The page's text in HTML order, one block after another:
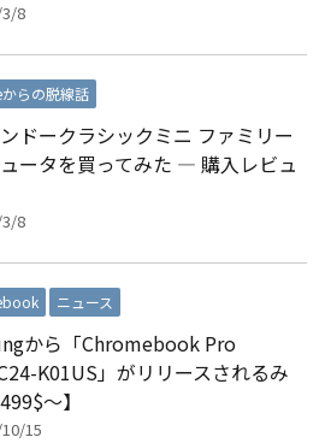
8
らの脱線話
ドークラシックミニ ファミリー
ータを買ってみた — 購入レビュ
8
ニュース
から「Chromebook Pro
K01US」がリリースされるみ
〜】
15